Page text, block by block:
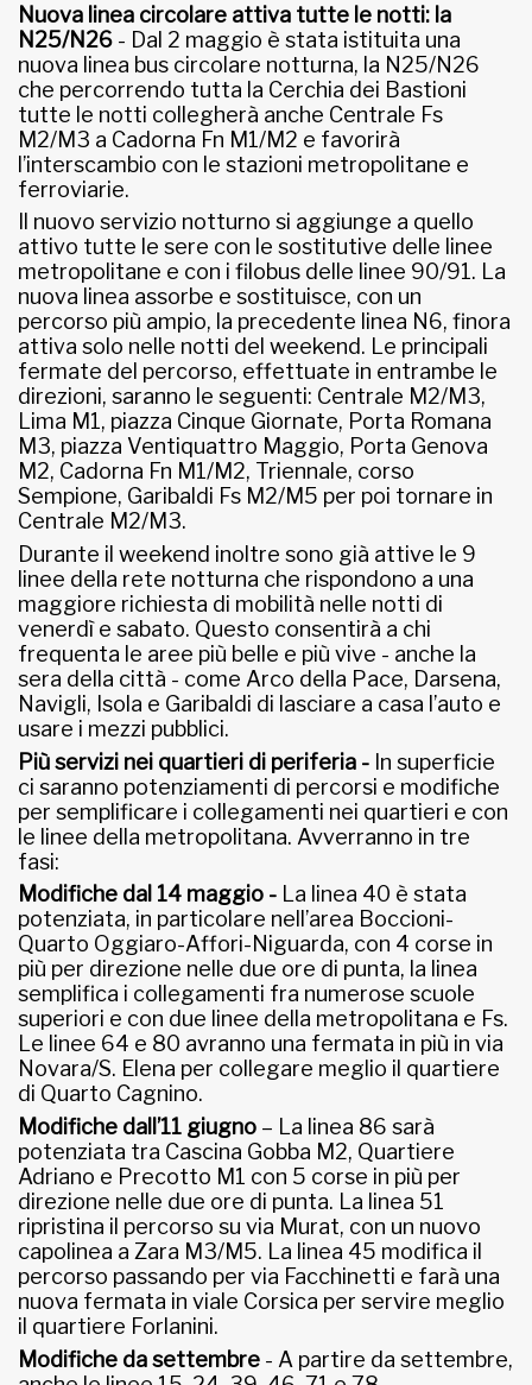
Nuova linea circolare attiva tutte le notti: la
N25/N26 - Dal 2 maggio è stata istituita una
nuova linea bus circolare notturna, la N25/N26
che percorrendo tutta la Cerchia dei Bastioni
tutte le notti collegherà anche Centrale Fs
M2/M3 a Cadorna Fn M1/M2 e favorirà
l’interscambio con le stazioni metropolitane e
ferroviarie.
Il nuovo servizio notturno si aggiunge a quello
attivo tutte le sere con le sostitutive delle linee
metropolitane e con i filobus delle linee 90/91. La
nuova linea assorbe e sostituisce, con un
percorso più ampio, la precedente linea N6, finora
attiva solo nelle notti del weekend. Le principali
fermate del percorso, effettuate in entrambe le
direzioni, saranno le seguenti: Centrale M2/M3,
Lima M1, piazza Cinque Giornate, Porta Romana
M3, piazza Ventiquattro Maggio, Porta Genova
M2, Cadorna Fn M1/M2, Triennale, corso
Sempione, Garibaldi Fs M2/M5 per poi tornare in
Centrale M2/M3.
Durante il weekend inoltre sono già attive le 9
linee della rete notturna che rispondono a una
maggiore richiesta di mobilità nelle notti di
venerdì e sabato. Questo consentirà a chi
frequenta le aree più belle e più vive - anche la
sera della città - come Arco della Pace, Darsena,
Navigli, Isola e Garibaldi di lasciare a casa l’auto e
usare i mezzi pubblici.
Più servizi nei quartieri di periferia - In superficie
ci saranno potenziamenti di percorsi e modifiche
per semplificare i collegamenti nei quartieri e con
le linee della metropolitana. Avverranno in tre
fasi:
Modifiche dal 14 maggio - La linea 40 è stata
potenziata, in particolare nell’area Boccioni-
Quarto Oggiaro-Affori-Niguarda, con 4 corse in
più per direzione nelle due ore di punta, la linea
semplifica i collegamenti fra numerose scuole
superiori e con due linee della metropolitana e Fs.
Le linee 64 e 80 avranno una fermata in più in via
Novara/S. Elena per collegare meglio il quartiere
di Quarto Cagnino.
Modifiche dall’11 giugno – La linea 86 sarà
potenziata tra Cascina Gobba M2, Quartiere
Adriano e Precotto M1 con 5 corse in più per
direzione nelle due ore di punta. La linea 51
ripristina il percorso su via Murat, con un nuovo
capolinea a Zara M3/M5. La linea 45 modifica il
percorso passando per via Facchinetti e farà una
nuova fermata in viale Corsica per servire meglio
il quartiere Forlanini.
Modifiche da settembre - A partire da settembre,